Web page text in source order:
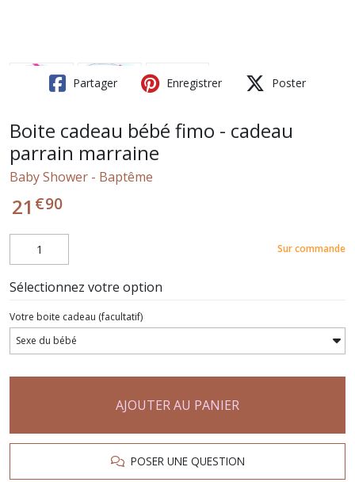
Partager Enregistrer Poster
Boite cadeau bébé fimo - cadeau
parrain marraine
Baby Shower - Baptême
21 €90
Sur commande
Sélectionnez votre option
Votre boite cadeau (facultatif)
AJOUTER AU PANIER
POSER UNE QUESTION